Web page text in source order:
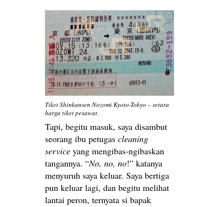
Tiket Shinkansen Nozomi Kyoto-Tokyo – setara
harga tiket pesawat.
Tapi, begitu masuk, saya disambut
seorang ibu petugas cleaning
service yang mengibas-ngibaskan
tangannya. “No, no, no!” katanya
menyuruh saya keluar. Saya bertiga
pun keluar lagi, dan begitu melihat
lantai peron, ternyata si bapak